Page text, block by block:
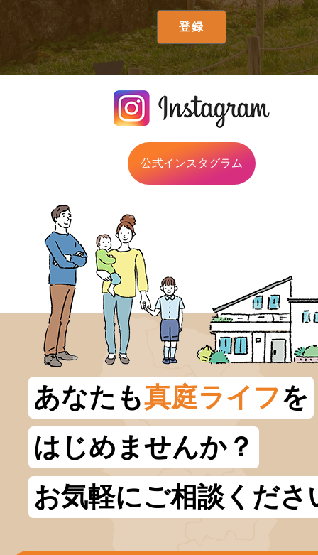
公式インスタグラム
あなたも真庭ライフを
はじめませんか？
お気軽にご相談くださ